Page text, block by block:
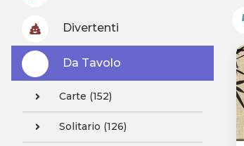
Divertenti
Da Tavolo
Carte (152)
Solitario (126)